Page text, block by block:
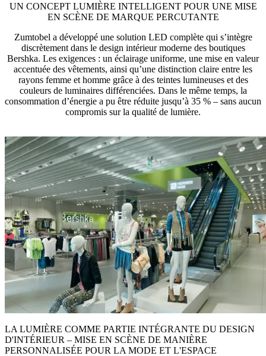
UN CONCEPT LUMIÈRE INTELLIGENT POUR UNE MISE
EN SCÈNE DE MARQUE PERCUTANTE
Zumtobel a développé une solution LED complète qui s’intègre
discrètement dans le design intérieur moderne des boutiques
Bershka. Les exigences : un éclairage uniforme, une mise en valeur
accentuée des vêtements, ainsi qu’une distinction claire entre les
rayons femme et homme grâce à des teintes lumineuses et des
couleurs de luminaires différenciées. Dans le même temps, la
consommation d’énergie a pu être réduite jusqu’à 35 % – sans aucun
compromis sur la qualité de lumière.
LA LUMIÈRE COMME PARTIE INTÉGRANTE DU DESIGN
D'INTÉRIEUR – MISE EN SCÈNE DE MANIÈRE
PERSONNALISÉE POUR LA MODE ET L'ESPACE